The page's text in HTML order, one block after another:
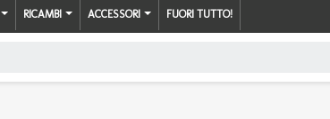
RICAMBI ACCESSORI FUORI TUTTO!